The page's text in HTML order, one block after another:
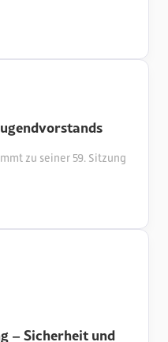
zu seiner 59. Sitzung
– Sicherheit und